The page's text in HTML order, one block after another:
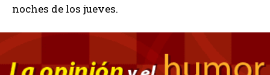
noches de los jueves.